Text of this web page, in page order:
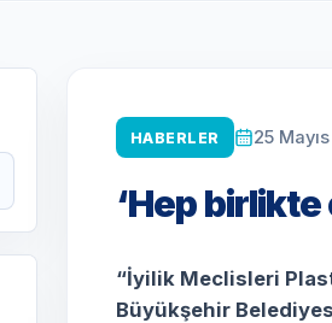
HABERLER 25
‘Hep
“İyilik Meclisleri
Büyükşehir